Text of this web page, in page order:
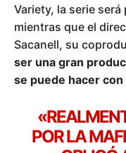
Variety, la serie
mientras que el
Sacanell, su
ser una gran
se puede hacer
POR LA